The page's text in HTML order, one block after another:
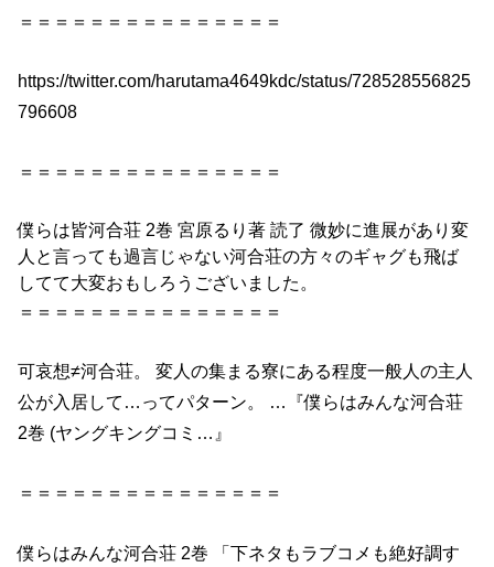
＝＝＝＝＝＝＝＝＝＝＝＝＝＝＝
https://twitter.com/harutama4649kdc/status/728528556825
796608
＝＝＝＝＝＝＝＝＝＝＝＝＝＝＝
僕らは皆河合荘 2巻 宮原るり著 読了 微妙に進展があり変
人と言っても過言じゃない河合荘の方々のギャグも飛ば
してて大変おもしろうございました。
＝＝＝＝＝＝＝＝＝＝＝＝＝＝＝
可哀想≠河合荘。 変人の集まる寮にある程度一般人の主人
公が入居して…ってパターン。 …『僕らはみんな河合荘
2巻 (ヤングキングコミ…』
＝＝＝＝＝＝＝＝＝＝＝＝＝＝＝
僕らはみんな河合荘 2巻 「下ネタもラブコメも絶好調す